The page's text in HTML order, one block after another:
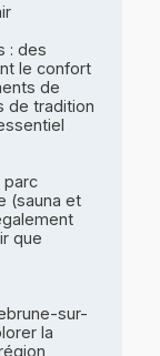
: des
le confort
de
de tradition
parc
(sauna et
que
sur-
la